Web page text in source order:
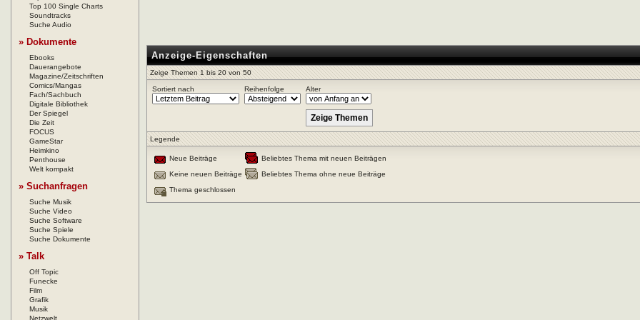
Top 100 Single Charts
Soundtracks
Suche Audio
» Dokumente
Ebooks
Dauerangebote
Magazine/Zeitschriften
Comics/Mangas
Fach/Sachbuch
Digitale Bibliothek
Der Spiegel
Die Zeit
FOCUS
GameStar
Heimkino
Penthouse
Welt kompakt
» Suchanfragen
Suche Musik
Suche Video
Suche Software
Suche Spiele
Suche Dokumente
» Talk
Off Topic
Funecke
Film
Grafik
Musik
Anzeige-Eigenschaften
Zeige Themen 1 bis 20 von 50
Sortiert nach Reihenfolge Alter
Legende
Neue Beiträge
Beliebtes Thema mit neuen Beiträgen
Keine neuen Beiträge
Beliebtes Thema ohne neue Beiträge
Thema geschlossen